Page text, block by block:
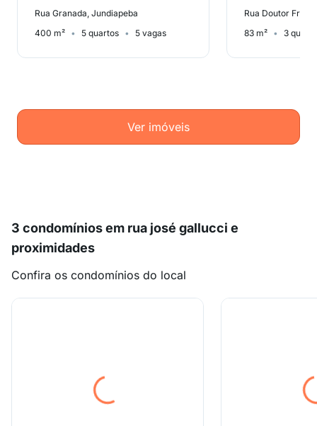
Rua Granada, Jundiapeba
400 m²
5 quartos 5 vagas 83 m² 3
Ver imóveis
3 condomínios em rua josé gallucci e
proximidades
Confira os condomínios do local